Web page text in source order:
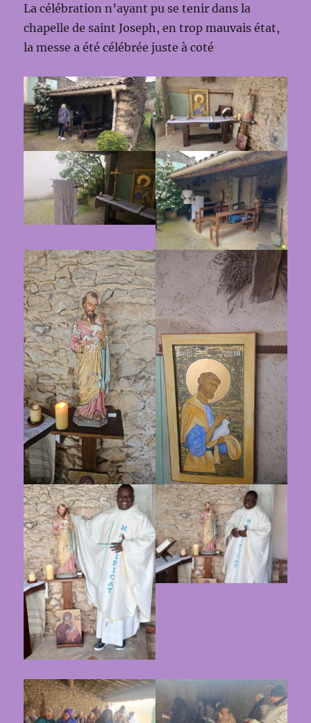
La célébration n’ayant pu se tenir dans la
chapelle de saint Joseph, en trop mauvais état,
la messe a été célébrée juste à coté